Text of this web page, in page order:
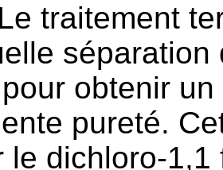
Le traitement
obtenir
pureté.
le dichloro-